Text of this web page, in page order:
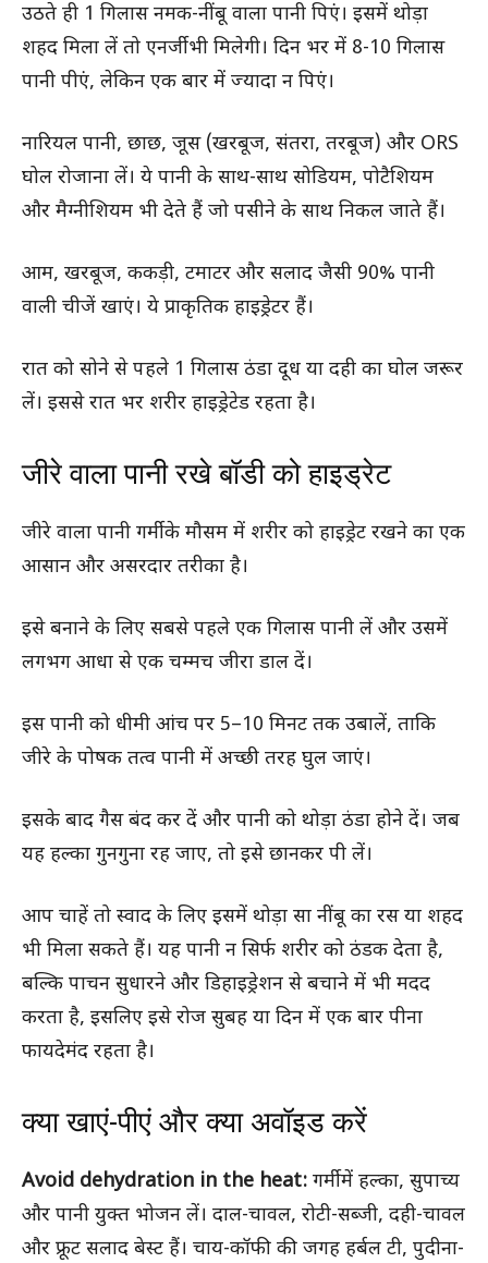
उठते ही 1 गिलास नमक-नींबू वाला पानी पिएं। इसमें थोड़ा
शहद मिला लें तो एनर्जी भी मिलेगी। दिन भर में 8-10 गिलास
पानी पीएं, लेकिन एक बार में ज्यादा न पिएं।
नारियल पानी, छाछ, जूस (खरबूज, संतरा, तरबूज) और ORS
घोल रोजाना लें। ये पानी के साथ-साथ सोडियम, पोटैशियम
और मैग्नीशियम भी देते हैं जो पसीने के साथ निकल जाते हैं।
आम, खरबूज, ककड़ी, टमाटर और सलाद जैसी 90% पानी
वाली चीजें खाएं। ये प्राकृतिक हाइड्रेटर हैं।
रात को सोने से पहले 1 गिलास ठंडा दूध या दही का घोल जरूर
लें। इससे रात भर शरीर हाइड्रेटेड रहता है।
जीरे वाला पानी रखे बॉडी को हाइड्रेट
जीरे वाला पानी गर्मी के मौसम में शरीर को हाइड्रेट रखने का एक
आसान और असरदार तरीका है।
इसे बनाने के लिए सबसे पहले एक गिलास पानी लें और उसमें
लगभग आधा से एक चम्मच जीरा डाल दें।
इस पानी को धीमी आंच पर 5–10 मिनट तक उबालें, ताकि
जीरे के पोषक तत्व पानी में अच्छी तरह घुल जाएं।
इसके बाद गैस बंद कर दें और पानी को थोड़ा ठंडा होने दें। जब
यह हल्का गुनगुना रह जाए, तो इसे छानकर पी लें।
आप चाहें तो स्वाद के लिए इसमें थोड़ा सा नींबू का रस या शहद
भी मिला सकते हैं। यह पानी न सिर्फ शरीर को ठंडक देता है,
बल्कि पाचन सुधारने और डिहाइड्रेशन से बचाने में भी मदद
करता है, इसलिए इसे रोज सुबह या दिन में एक बार पीना
फायदेमंद रहता है।
क्या खाएं-पीएं और क्या अवॉइड करें
Avoid dehydration in the heat: गर्मी में हल्का, सुपाच्य
और पानी युक्त भोजन लें। दाल-चावल, रोटी-सब्जी, दही-चावल
और फ्रूट सलाद बेस्ट हैं। चाय-कॉफी की जगह हर्बल टी, पुदीना-